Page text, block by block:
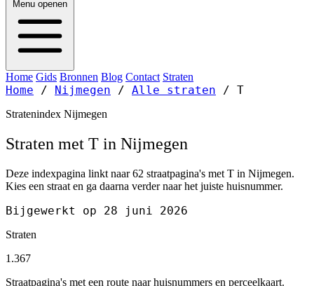
Menu openen
Home Gids Bronnen Blog Contact Straten
Home / Nijmegen / Alle straten / T
Stratenindex Nijmegen
Straten met T in Nijmegen
Deze indexpagina linkt naar 62 straatpagina's met T in Nijmegen.
Kies een straat en ga daarna verder naar het juiste huisnummer.
Bijgewerkt op 28 juni 2026
Straten
1.367
Straatpagina's met een route naar huisnummers en perceelkaart.